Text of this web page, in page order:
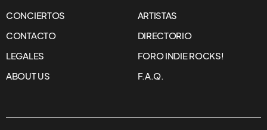
CONCIERTOS
ARTISTAS
CONTACTO
DIRECTORIO
LEGALES
FORO INDIE ROCKS!
ABOUT US
F.A.Q.